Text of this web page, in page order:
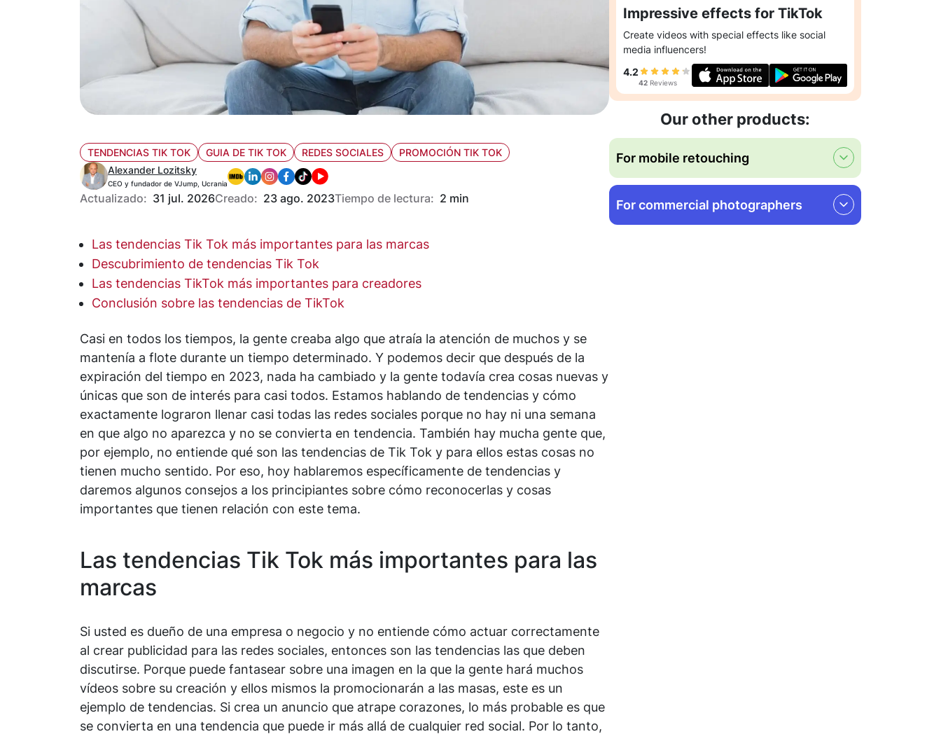
TENDENCIAS TIK TOK GUIA DE TIK TOK REDES SOCIALES
PROMOCIÓN TIK TOK
Alexander Lozitsky
CEO y fundador de VJump, Ucrania
Actualizado: 31 jul. 2026Creado: 23 ago. 2023Tiempo de lectura: 2 min
Las tendencias Tik Tok más importantes para las marcas
Descubrimiento de tendencias Tik Tok
Las tendencias TikTok más importantes para creadores
Conclusión sobre las tendencias de TikTok
Casi en todos los tiempos, la gente creaba algo que atraía la atención de muchos y se
mantenía a flote durante un tiempo determinado. Y podemos decir que después de la
expiración del tiempo en 2023, nada ha cambiado y la gente todavía crea cosas nuevas y
únicas que son de interés para casi todos. Estamos hablando de tendencias y cómo
exactamente lograron llenar casi todas las redes sociales porque no hay ni una semana
en que algo no aparezca y no se convierta en tendencia. También hay mucha gente que,
por ejemplo, no entiende qué son las tendencias de Tik Tok y para ellos estas cosas no
tienen mucho sentido. Por eso, hoy hablaremos específicamente de tendencias y
daremos algunos consejos a los principiantes sobre cómo reconocerlas y cosas
importantes que tienen relación con este tema.
Las tendencias Tik Tok más importantes para las
marcas
Si usted es dueño de una empresa o negocio y no entiende cómo actuar correctamente
al crear publicidad para las redes sociales, entonces son las tendencias las que deben
discutirse. Porque puede fantasear sobre una imagen en la que la gente hará muchos
vídeos sobre su creación y ellos mismos la promocionarán a las masas, este es un
ejemplo de tendencias. Si crea un anuncio que atrape corazones, lo más probable es que
se convierta en una tendencia que puede ir más allá de cualquier red social. Por lo tanto,
Impressive effects for TikTok
Create videos with special effects like social
media influencers!
4.2
42Reviews
Our other products:
For mobile retouching
For commercial photographers